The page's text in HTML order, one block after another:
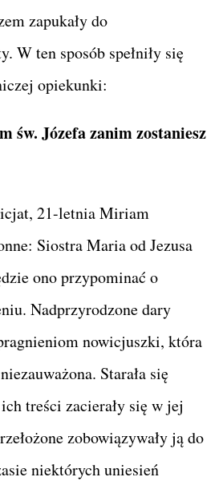
zapukały do
W ten sposób spełniły się
opiekunki:
św. Józefa zanim zostaniesz
21-letnia Miriam
Siostra Maria od Jezusa
ono przypominać o
Nadprzyrodzone dary
nowicjuszki, która
Starała się
treści zacierały się w jej
zobowiązywały ją do
niektórych uniesień